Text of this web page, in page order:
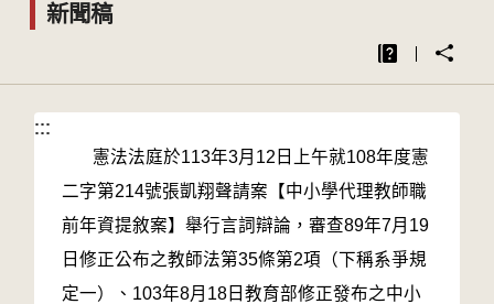
新聞稿
:::
:::
憲法法庭於113年3月12日上午就108年度憲
二字第214號張凱翔聲請案【中小學代理教師職
前年資提敘案】舉行言詞辯論，審查89年7月19
日修正公布之教師法第35條第2項（下稱系爭規
定一）、103年8月18日教育部修正發布之中小